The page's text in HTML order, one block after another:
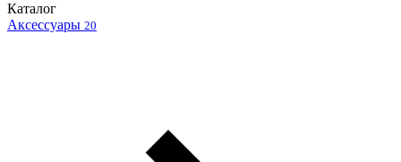
Каталог
Аксессуары 20